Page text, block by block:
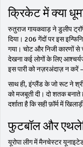
क्रिकेट में क्या
रुतुराज गायकवाड़ ने डुलीप
दिया। 206 गेंदों पर इस
गया। चोट और निजी कारणों से
देखना कई लोगों के लिए
इस पारी को नज़रअंदाज़ न करें
साथ ही, इंग्लैंड के जो रूट ने
को मजबूती दी। दो शतक बनाते
दर्शाता है कि सही फ़ॉर्म में
फुटबॉल और
यूरोपा लीग में मैनचेस्टर